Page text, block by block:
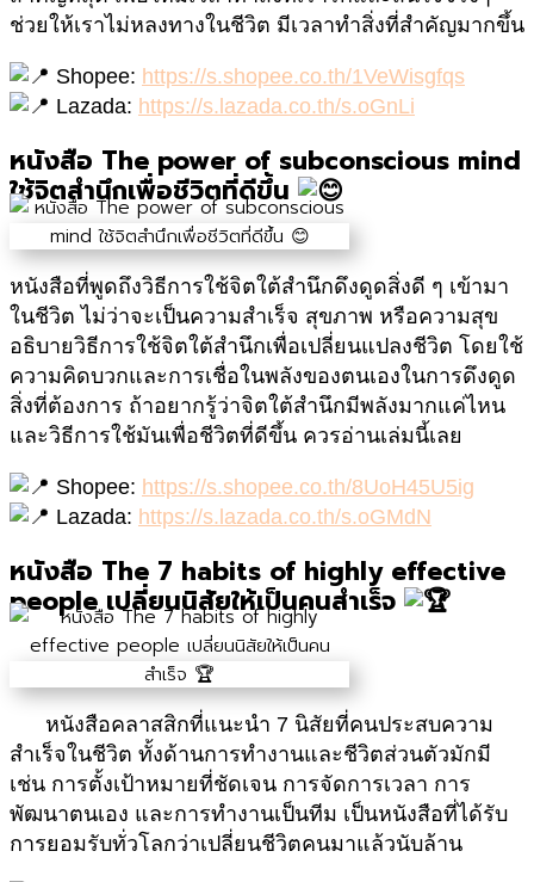
ช่วยให้เราไม่หลงทางในชีวิต มีเวลาทำสิ่งที่สำคัญมากขึ้น
Shopee: https://s.shopee.co.th/1VeWisgfqs
Lazada: https://s.lazada.co.th/s.oGnLi
หนังสือ The power of subconscious mind
ใช้จิตสำนึกเพื่อชีวิตที่ดีขึ้น
หนังสือที่พูดถึงวิธีการใช้จิตใต้สำนึกดึงดูดสิ่งดี ๆ เข้ามา
ในชีวิต ไม่ว่าจะเป็นความสำเร็จ สุขภาพ หรือความสุข
อธิบายวิธีการใช้จิตใต้สำนึกเพื่อเปลี่ยนแปลงชีวิต โดยใช้
ความคิดบวกและการเชื่อในพลังของตนเองในการดึงดูด
สิ่งที่ต้องการ ถ้าอยากรู้ว่าจิตใต้สำนึกมีพลังมากแค่ไหน
และวิธีการใช้มันเพื่อชีวิตที่ดีขึ้น ควรอ่านเล่มนี้เลย
Shopee: https://s.shopee.co.th/8UoH45U5ig
Lazada: https://s.lazada.co.th/s.oGMdN
หนังสือ The 7 habits of highly effective
people เปลี่ยนนิสัยให้เป็นคนสำเร็จ
หนังสือคลาสสิกที่แนะนำ 7 นิสัยที่คนประสบความ
สำเร็จในชีวิต ทั้งด้านการทำงานและชีวิตส่วนตัวมักมี
เช่น การตั้งเป้าหมายที่ชัดเจน การจัดการเวลา การ
พัฒนาตนเอง และการทำงานเป็นทีม เป็นหนังสือที่ได้รับ
การยอมรับทั่วโลกว่าเปลี่ยนชีวิตคนมาแล้วนับล้าน